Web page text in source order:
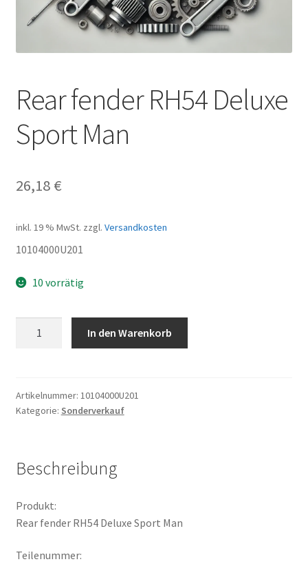
Rear fender RH54 Deluxe
Sport Man
26,18 €
inkl. 19 % MwSt. zzgl. Versandkosten
10104000U201
10 vorrätig
Sport
Man
In den Warenkorb
Artikelnummer: 10104000U201
Kategorie: Sonderverkauf
Beschreibung
Produkt:
Rear fender RH54 Deluxe Sport Man
Teilenummer: